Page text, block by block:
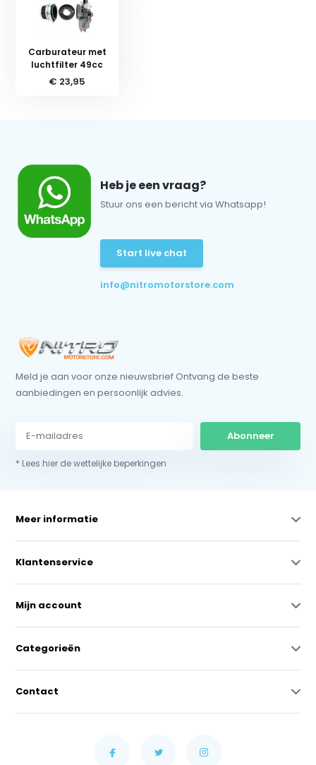
Carburateur met
luchtfilter 49cc
€ 23,95
Heb je een vraag?
Stuur ons een bericht via Whatsapp!
Start live chat
info@nitromotorstore.com
Meld je aan voor onze nieuwsbrief Ontvang de beste
aanbiedingen en persoonlijk advies.
Abonneer
* Lees hier de wettelijke beperkingen
Meer informatie
Klantenservice
Mijn account
Categorieën
Contact